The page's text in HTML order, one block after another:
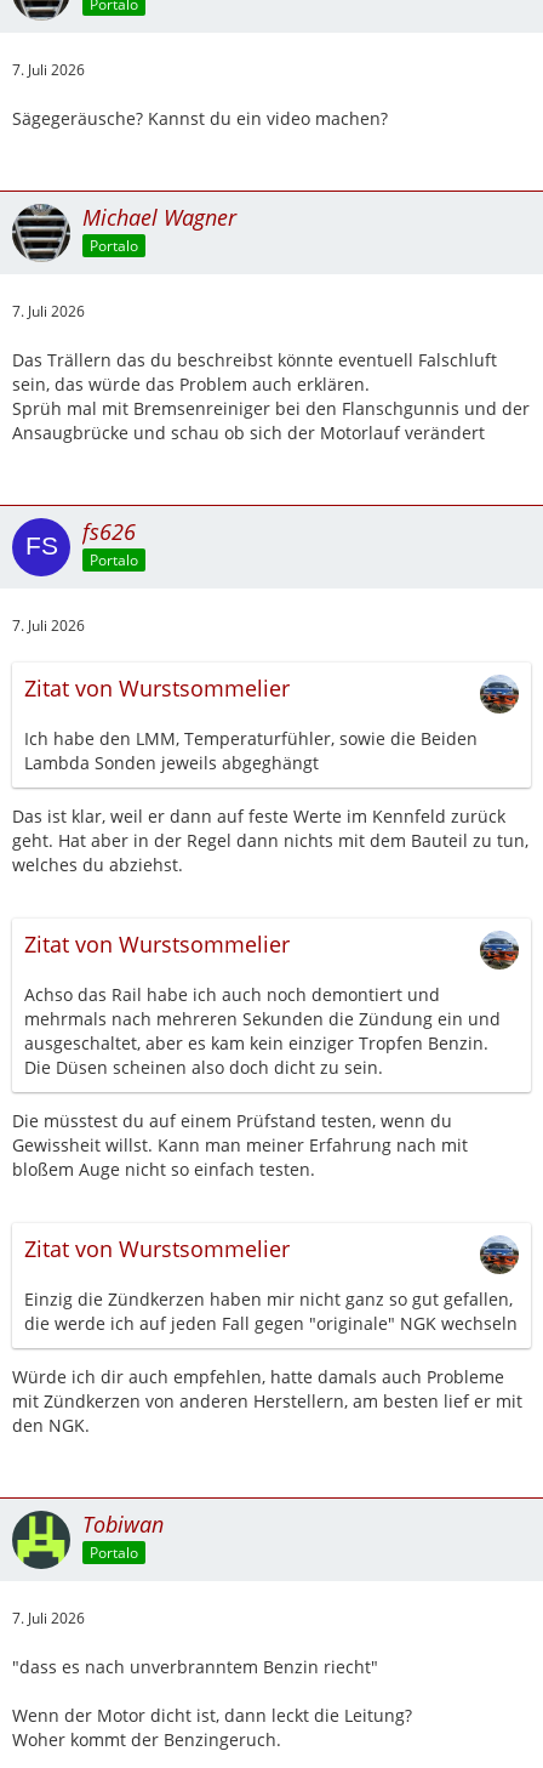
7. Juli 2026
Sägegeräusche? Kannst du ein video machen?
Michael Wagner
Portalo
7. Juli 2026
Das Trällern das du beschreibst könnte eventuell Falschluft
sein, das würde das Problem auch erklären.
Sprüh mal mit Bremsenreiniger bei den Flanschgunnis und der
Ansaugbrücke und schau ob sich der Motorlauf verändert
fs626
Portalo
7. Juli 2026
Zitat von Wurstsommelier
Ich habe den LMM, Temperaturfühler, sowie die Beiden
Lambda Sonden jeweils abgeghängt
Das ist klar, weil er dann auf feste Werte im Kennfeld zurück
geht. Hat aber in der Regel dann nichts mit dem Bauteil zu tun,
welches du abziehst.
Zitat von Wurstsommelier
Achso das Rail habe ich auch noch demontiert und
mehrmals nach mehreren Sekunden die Zündung ein und
ausgeschaltet, aber es kam kein einziger Tropfen Benzin.
Die Düsen scheinen also doch dicht zu sein.
Die müsstest du auf einem Prüfstand testen, wenn du
Gewissheit willst. Kann man meiner Erfahrung nach mit
bloßem Auge nicht so einfach testen.
Zitat von Wurstsommelier
Einzig die Zündkerzen haben mir nicht ganz so gut gefallen,
die werde ich auf jeden Fall gegen "originale" NGK wechseln
Würde ich dir auch empfehlen, hatte damals auch Probleme
mit Zündkerzen von anderen Herstellern, am besten lief er mit
den NGK.
Tobiwan
Portalo
7. Juli 2026
"dass es nach unverbranntem Benzin riecht"
Wenn der Motor dicht ist, dann leckt die Leitung?
Woher kommt der Benzingeruch.